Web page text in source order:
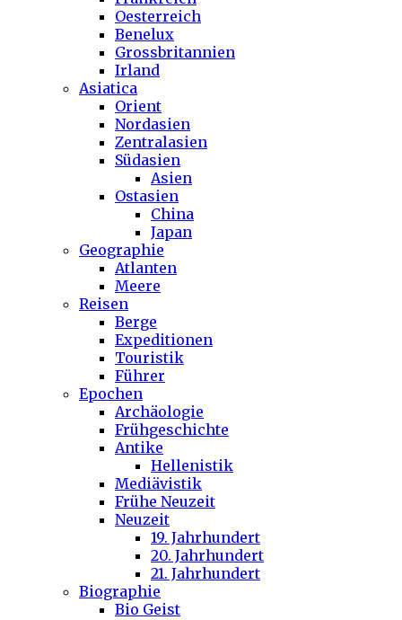
Oesterreich
Benelux
Grossbritannien
Irland
Asiatica
Orient
Nordasien
Zentralasien
Südasien
Asien
Ostasien
China
Japan
Geographie
Atlanten
Meere
Reisen
Berge
Expeditionen
Touristik
Führer
Epochen
Archäologie
Frühgeschichte
Antike
Hellenistik
Mediävistik
Frühe Neuzeit
Neuzeit
19. Jahrhundert
20. Jahrhundert
21. Jahrhundert
Biographie
Bio Geist